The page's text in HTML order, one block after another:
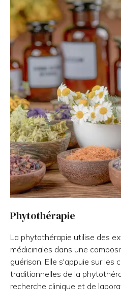
Phytothérapie
La phytothérapie utilise des
médicinales dans une
guérison. Elle s'appuie sur les
traditionnelles de la
recherche clinique et de